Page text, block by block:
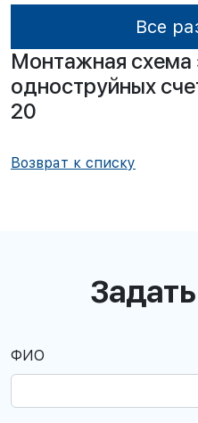
Все
Монтажная схема
одноструйных
20
Возврат к списку
ФИО